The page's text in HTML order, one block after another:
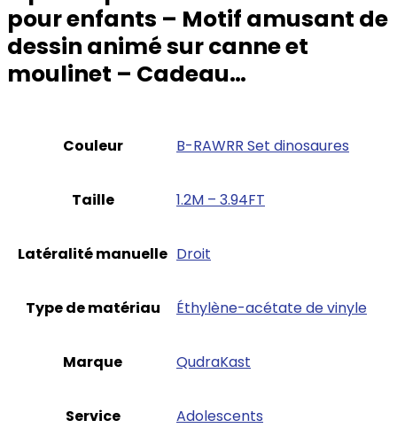
pour enfants – Motif amusant de
dessin animé sur canne et
moulinet – Cadeau…
Couleur ‎B-RAWRR Set dinosaures
Taille ‎1.2M – 3.94FT
Latéralité manuelle ‎Droit
Type de matériau ‎Éthylène-acétate de vinyle
Marque ‎QudraKast
Service ‎Adolescents